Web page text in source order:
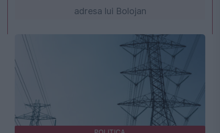
adresa lui Bolojan